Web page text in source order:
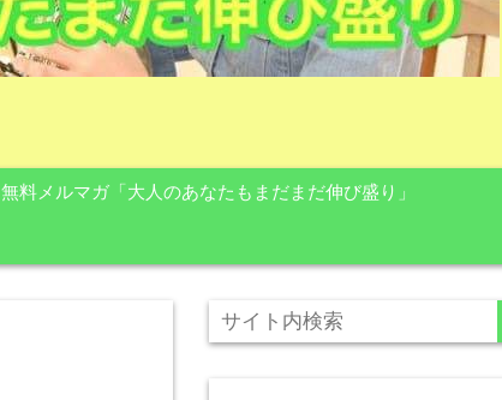
無料メルマガ「大人のあなたもまだまだ伸び盛り」